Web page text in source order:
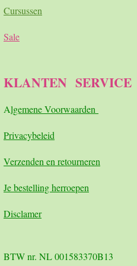
Cursussen
Sale
KLANTEN SERVICE
Algemene Voorwaarden
Privacybeleid
Verzenden en retourneren
Je bestelling herroepen
Disclamer
BTW nr. NL 001583370B13